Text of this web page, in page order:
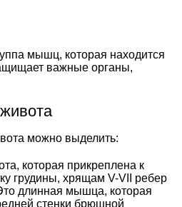
мышц, которая находится
важные органы,
можно выделить:
которая прикреплена к
грудины, хрящам V-VII ребер
длинная мышца, которая
стенки брюшной